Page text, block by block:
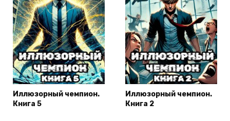
Иллюзорный чемпион.
Книга 5
Иллюзорный чемпион.
Книга 2